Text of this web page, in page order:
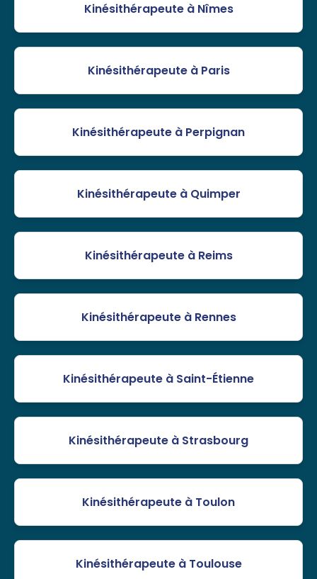
Kinésithérapeute à Nîmes
Kinésithérapeute à Paris
Kinésithérapeute à Perpignan
Kinésithérapeute à Quimper
Kinésithérapeute à Reims
Kinésithérapeute à Rennes
Kinésithérapeute à Saint-Étienne
Kinésithérapeute à Strasbourg
Kinésithérapeute à Toulon
Kinésithérapeute à Toulouse